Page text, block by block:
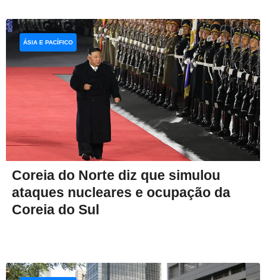
Coreia do Norte diz que simulou
ataques nucleares e ocupação da
Coreia do Sul
ÁSIA E PACÍFICO